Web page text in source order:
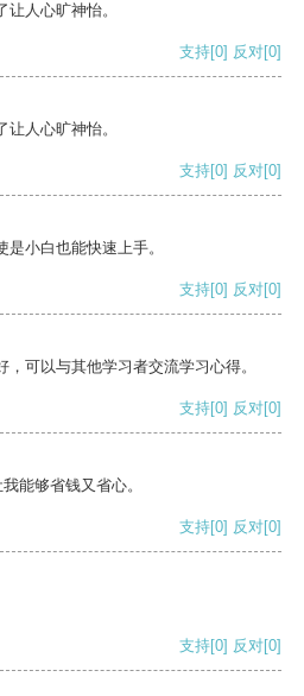
人心旷神怡。
支持[0] 反对[0]
人心旷神怡。
支持[0] 反对[0]
小白也能快速上手。
支持[0] 反对[0]
可以与其他学习者交流学习心得。
支持[0] 反对[0]
能够省钱又省心。
支持[0] 反对[0]
支持[0] 反对[0]